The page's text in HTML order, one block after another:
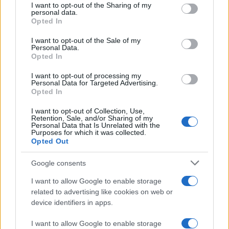
not limited to your visit or usage behaviour. You may click to
grant or deny consent to Google and its third-party tags to
use your data for below specified purposes in below Google
consent section.
I want to opt-out of the Sharing of my
personal data.
Opted In
I want to opt-out of the Sale of my
Personal Data.
Opted In
I want to opt-out of processing my
Personal Data for Targeted Advertising.
Opted In
I want to opt-out of Collection, Use,
Retention, Sale, and/or Sharing of my
Personal Data that Is Unrelated with the
Purposes for which it was collected.
Opted Out
Google consents
I want to allow Google to enable storage
related to advertising like cookies on web or
device identifiers in apps.
I want to allow Google to enable storage
άγγιξαν, αλλά ξεπέρασαν το όριο Lüders,
πλησιάζοντας τη μέγιστη θεωρητική τιμή που θα
μπορούσε ποτέ να προβλεφθεί. Ουσιαστικά, το
σύστημα επέδειξε μια «μνήμη» ή μια σύνδεση με τον
εαυτό του στον χρόνο, πολύ πιο ισχυρή από ό,τι
επιτρέπει η συμβατική κβαντική μηχανική.
Γιατί αυτό είναι σημαντικό για την Τεχνολογία;
Η ανακάλυψη αυτή δεν είναι απλώς μια θεωρητική
νίκη για τους φυσικούς. Έχει άμεσες και πρακτικές
προεκτάσεις για την ανάπτυξη των κβαντικών
υπολογιστών και των δικτύων επικοινωνίας.
Ενισχυμένος Κβαντικός Έλεγχος:
Η δυνατότητα
υπέρβασης των χρονικών ορίων σημαίνει ότι
μπορούμε να σχεδιάσουμε κβαντικές πύλες και
αλγορίθμους που είναι πιο ανθεκτικοί και